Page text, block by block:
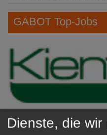
GABOT Top-Jobs
Dienste, die